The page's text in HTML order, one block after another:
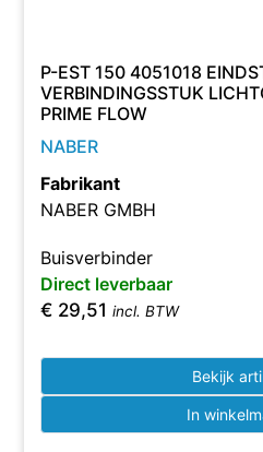
P-EST 150 4051018
VERBINDINGSSTUK
PRIME FLOW
NABER
Fabrikant
NABER GMBH
Buisverbinder
Direct leverbaar
€ 29,51 incl. BTW
Bekijk
In